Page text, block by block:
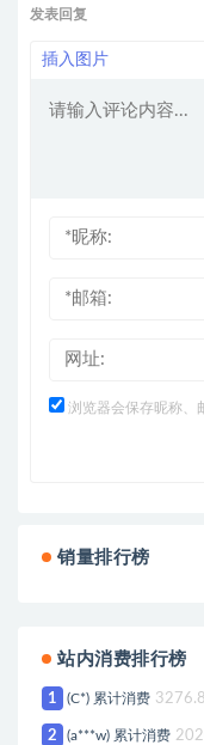
发表回复
插入图片
浏览器会保存昵称、
销量排行榜
站内消费排行榜
1 (C*) 累计消费
2 (a***w) 累计消费